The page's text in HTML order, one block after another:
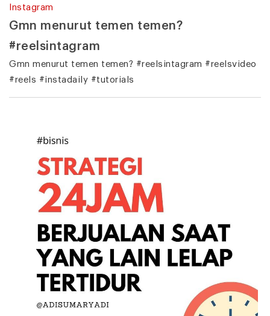
Instagram
Gmn menurut temen temen?
#reelsintagram
Gmn menurut temen temen? #reelsintagram #reelsvideo
#reels #instadaily #tutorials